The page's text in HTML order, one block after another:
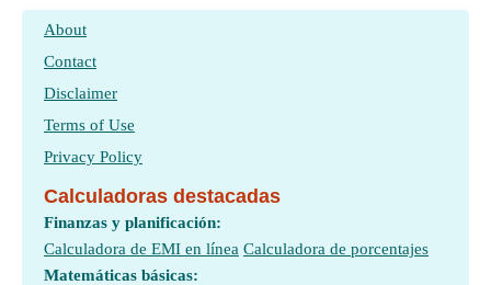
About
Contact
Disclaimer
Terms of Use
Privacy Policy
Calculadoras destacadas
Finanzas y planificación:
Calculadora de EMI en línea Calculadora de porcentajes
Matemáticas básicas: